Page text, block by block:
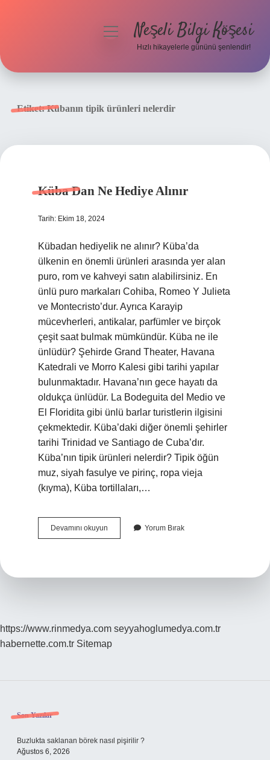
menüyüNeşeli Bilgi Köşesi
Hızlı hikayelerle gününü şenlendir!
Etiket:Kübanın tipik ürünleri nelerdir
Küba Dan Ne Hediye Alınır
Tarih: Ekim 18, 2024
Kübadan hediyelik ne alınır? Küba’da
ülkenin en önemli ürünleri arasında yer alan
puro, rom ve kahveyi satın alabilirsiniz. En
ünlü puro markaları Cohiba, Romeo Y Julieta
ve Montecristo’dur. Ayrıca Karayip
mücevherleri, antikalar, parfümler ve birçok
çeşit saat bulmak mümkündür. Küba ne ile
ünlüdür? Şehirde Grand Theater, Havana
Katedrali ve Morro Kalesi gibi tarihi yapılar
bulunmaktadır. Havana’nın gece hayatı da
oldukça ünlüdür. La Bodeguita del Medio ve
El Floridita gibi ünlü barlar turistlerin ilgisini
çekmektedir. Küba’daki diğer önemli şehirler
tarihi Trinidad ve Santiago de Cuba’dır.
Küba’nın tipik ürünleri nelerdir? Tipik öğün
muz, siyah fasulye ve pirinç, ropa vieja
(kıyma), Küba tortillaları,…
Devamını okuyun
Dan
Yorum Bırak
https://www.rinmedya.com seyyahoglumedya.com.tr
habernette.com.tr Sitemap
Sidebar
Son Yazılar
Buzlukta saklanan börek nasıl pişirilir ?
Ağustos 6, 2026